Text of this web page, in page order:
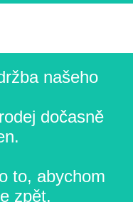
našeho
dočasně
to, abychom
zpět.